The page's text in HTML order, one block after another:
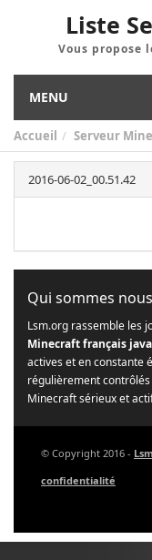
Liste
Vous propose
MENU
Accueil Serveur
2016-06-02_00.51.42
Qui sommes
Lsm.org rassemble les
Minecraft français
actives et en constante
régulièrement
Minecraft sérieux et
© Copyright 2016 -
confidentialité